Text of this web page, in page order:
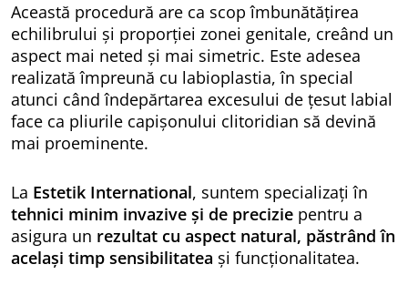
Această procedură are ca scop îmbunătățirea
echilibrului și proporției zonei genitale, creând un
aspect mai neted și mai simetric. Este adesea
realizată împreună cu labioplastia, în special
atunci când îndepărtarea excesului de țesut labial
face ca pliurile capișonului clitoridian să devină
mai proeminente.
La Estetik International, suntem specializați în
tehnici minim invazive și de precizie pentru a
asigura un rezultat cu aspect natural, păstrând în
același timp sensibilitatea și funcționalitatea.